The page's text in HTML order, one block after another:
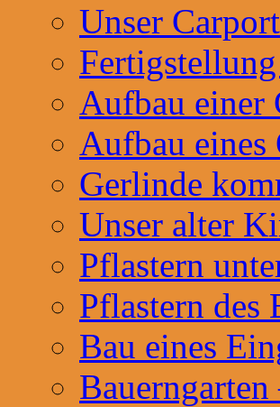
Unser
Fertigstellung
Aufbau einer
Aufbau eines
Gerlinde
Unser alter
Pflastern
Pflastern des
Bau eines